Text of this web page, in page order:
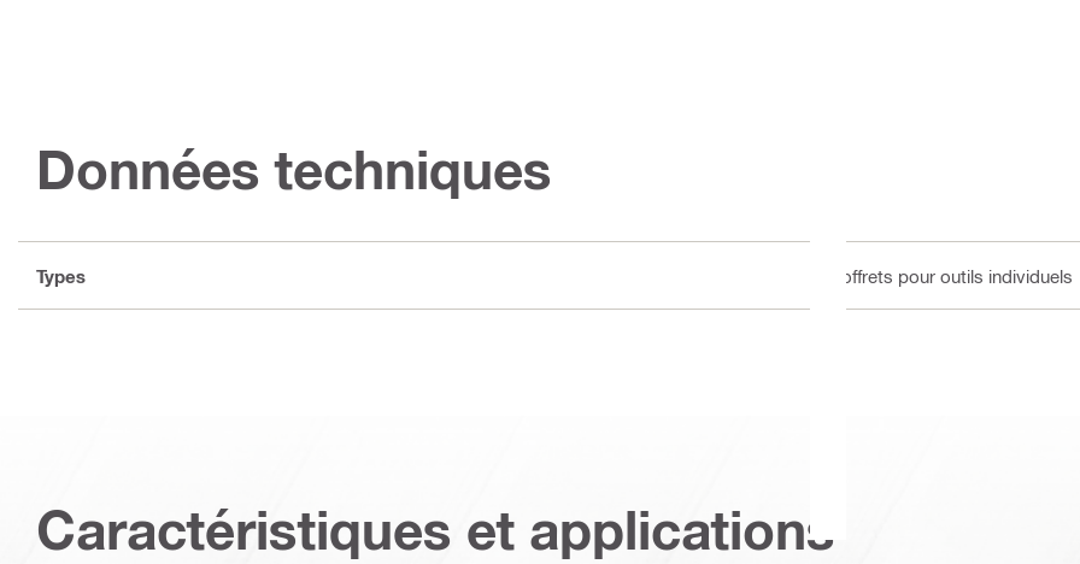
Données techniques
Types Coffrets pour outils individuels
Caractéristiques et applications